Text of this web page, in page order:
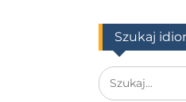
Szukaj